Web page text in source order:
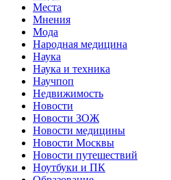
Места
Мнения
Мода
Народная медицина
Наука
Наука и техника
Научпоп
Недвижимость
Новости
Новости ЗОЖ
Новости медицины
Новости Москвы
Новости путешествий
Ноутбуки и ПК